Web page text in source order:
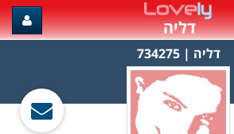
דליה
דליה‏ | 734275